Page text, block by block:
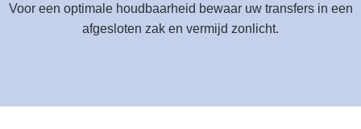
Voor een optimale houdbaarheid bewaar uw transfers in een
afgesloten zak en vermijd zonlicht.